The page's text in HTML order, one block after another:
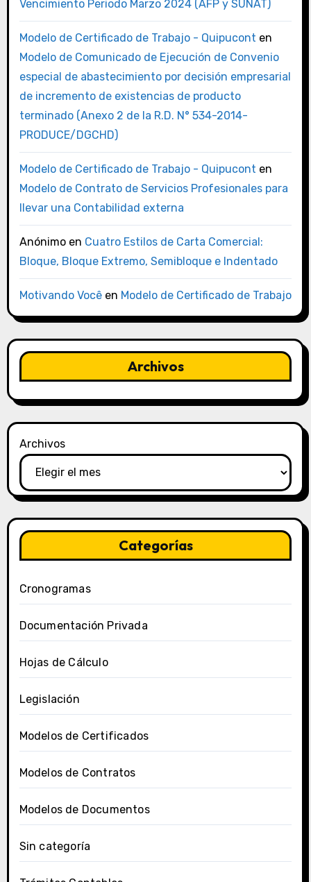
Vencimiento Periodo Marzo 2024 (AFP y SUNAT)
Modelo de Certificado de Trabajo - Quipucont en
Modelo de Comunicado de Ejecución de Convenio
especial de abastecimiento por decisión empresarial
de incremento de existencias de producto
terminado (Anexo 2 de la R.D. N° 534-2014-
PRODUCE/DGCHD)
Modelo de Certificado de Trabajo - Quipucont en
Modelo de Contrato de Servicios Profesionales para
llevar una Contabilidad externa
Anónimoen Cuatro Estilos de Carta Comercial:
Bloque, Bloque Extremo, Semibloque e Indentado
Motivando Vocêen Modelo de Certificado de Trabajo
Archivos
Archivos
Categorías
Cronogramas
Documentación Privada
Hojas de Cálculo
Legislación
Modelos de Certificados
Modelos de Contratos
Modelos de Documentos
Sin categoría